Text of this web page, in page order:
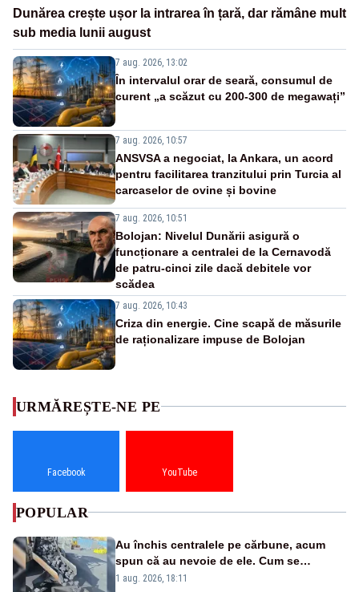
Dunărea crește ușor la intrarea în țară, dar rămâne mult
sub media lunii august
7 aug. 2026, 13:02
În intervalul orar de seară, consumul de
curent „a scăzut cu 200-300 de megawați”
7 aug. 2026, 10:57
ANSVSA a negociat, la Ankara, un acord
pentru facilitarea tranzitului prin Turcia al
carcaselor de ovine și bovine
7 aug. 2026, 10:51
Bolojan: Nivelul Dunării asigură o
funcționare a centralei de la Cernavodă
de patru-cinci zile dacă debitele vor
scădea
7 aug. 2026, 10:43
Criza din energie. Cine scapă de măsurile
de raționalizare impuse de Bolojan
URMĂREȘTE-NE PE
Facebook YouTube
POPULAR
Au închis centralele pe cărbune, acum
spun că au nevoie de ele. Cum se
pasează vina în plină criză energetică
1 aug. 2026, 18:11